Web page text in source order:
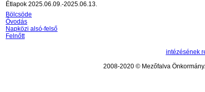
Étlapok 2025.06.09.-2025.06.13.
Bölcsöde
Óvodás
Napközi alsó-felső
Felnőtt
intézésének
2008-2020 © Mezőfalva